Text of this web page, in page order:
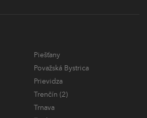
Piešťany
Považská Bystrica
Prievidza
Trenčín (2)
Trnava